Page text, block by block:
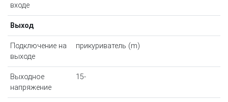
входе
Выход
Подключение на
выходе
прикуриватель (m)
Выходное
напряжение
15-